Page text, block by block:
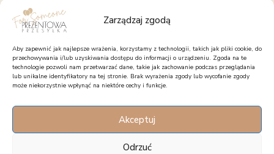
Zarządzaj zgodą
Aby zapewnić jak najlepsze wrażenia, korzystamy z technologii, takich jak pliki cookie, do
przechowywania i/lub uzyskiwania dostępu do informacji o urządzeniu. Zgoda na te
technologie pozwoli nam przetwarzać dane, takie jak zachowanie podczas przeglądania
lub unikalne identyfikatory na tej stronie. Brak wyrażenia zgody lub wycofanie zgody
może niekorzystnie wpłynąć na niektóre cechy i funkcje.
Akceptuj
Odrzuć
+48 735 843 843
pon. - pt. 7:00 - 15:00
kontakt@forsomeone.pl